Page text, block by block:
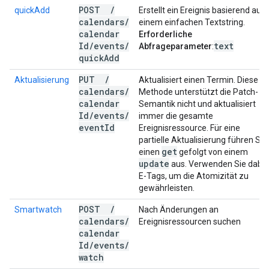
quickAdd POST
/
calendars/
calendar
Id/events/
quickAdd
Erstellt ein Ereignis basierend auf
einem einfachen Textstring.
Erforderliche
Abfrageparameter:text
Aktualisierung PUT
/
calendars/
calendar
Id/events/
eventId
Aktualisiert einen Termin. Diese
Methode unterstützt die Patch-
Semantik nicht und aktualisiert
immer die gesamte
Ereignisressource. Für eine
partielle Aktualisierung führen Sie
einen getgefolgt von einem
update aus. Verwenden Sie dabei
E-Tags, um die Atomizität zu
gewährleisten.
Smartwatch POST
/
calendars/
calendar
Id/events/
watch
Nach Änderungen an
Ereignisressourcen suchen